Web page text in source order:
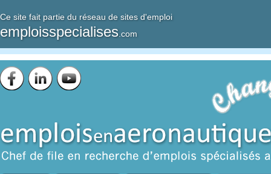
Ce site fait partie du réseau de sites d'emploi
emploisspecialises .com